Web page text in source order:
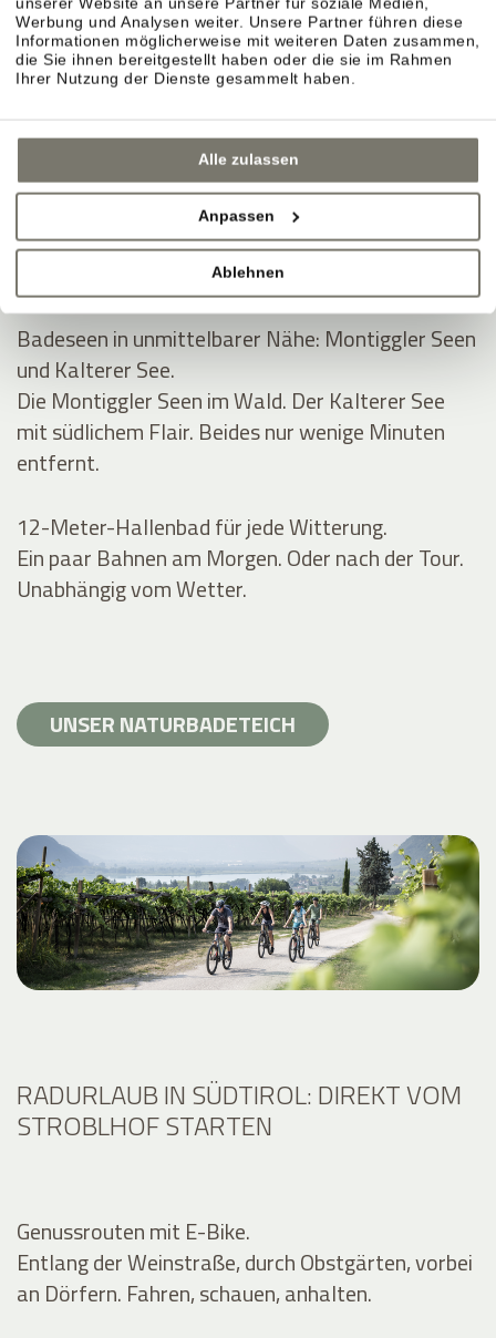
Werbung und Analysen weiter. Unsere Partner führen diese
Informationen möglicherweise mit weiteren Daten zusammen,
die Sie ihnen bereitgestellt haben oder die sie im Rahmen
Ihrer Nutzung der Dienste gesammelt haben.
Alle zulassen
Anpassen
Ablehnen
BADEURLAUB UND POOLS IM
STROBLHOF
Badeteich und schöne Liegewiese für den
Naturteich, Liegewiese, Ruhe. Platz zum Lesen,
Badeseen in unmittelbarer Nähe: Montiggler Seen
und Kalterer See.
Die Montiggler Seen im Wald. Der Kalterer See
mit südlichem Flair. Beides nur wenige Minuten
entfernt.
12-Meter-Hallenbad für jede Witterung.
Ein paar Bahnen am Morgen. Oder nach der Tour.
Unabhängig vom Wetter.
UNSER NATURBADETEICH
RADURLAUB IN SÜDTIROL: DIREKT VOM
STROBLHOF STARTEN
Genussrouten mit E-Bike.
Entlang der Weinstraße, durch Obstgärten, vorbei
an Dörfern. Fahren, schauen, anhalten.